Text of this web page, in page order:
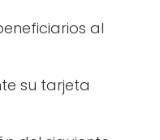
al
su tarjeta